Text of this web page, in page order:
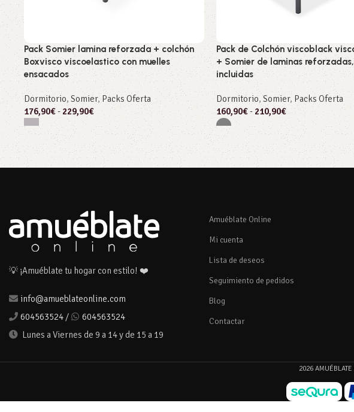
Pack Somier lamina reforzada + colchón
Boxvisco viscoelastico con muelles
ensacados
Dormitorio, Somier,Packs Oferta
176,90€- 229,90€
Seleccionar opciones
Pack de Colchón viscoblack
+ Somier de laminas
incluidas
Dormitorio,Somier, Packs Oferta
160,90€- 210,90€
Seleccionar opciones
💡 ¡Amuéblate tu hogar con estilo! ❤️
info@amueblateonline.com
604563524 /
604563524
Lunes a Viernes de 9 a 14 y de 15 a 19
Amuéblate Online
Mi cuenta
Lista de deseos
Seguimiento de pedidos
Blog
Contactar
2026 AMUÉBLATE